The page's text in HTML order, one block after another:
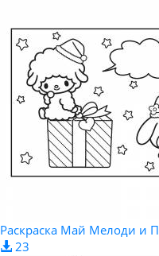
Раскраска Май Мелоди и
23